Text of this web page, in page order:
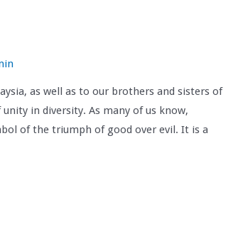
as well as to our brothers and sisters of
in diversity. As many of us know,
of the triumph of good over evil. It is a